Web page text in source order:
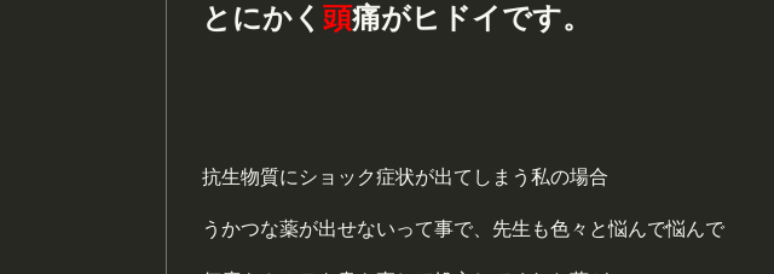
とにかく 頭痛がヒドイです。
抗生物質にショック症状が出てしまう私の場合
うかつな薬が出せないって事で、先生も色々と悩んで悩んで